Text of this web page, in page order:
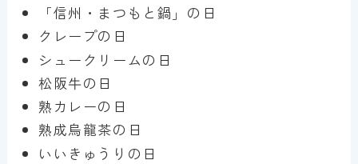
「信州・まつもと鍋」の日
クレープの日
シュークリームの日
松阪牛の日
熟カレーの日
熟成烏龍茶の日
いいきゅうりの日